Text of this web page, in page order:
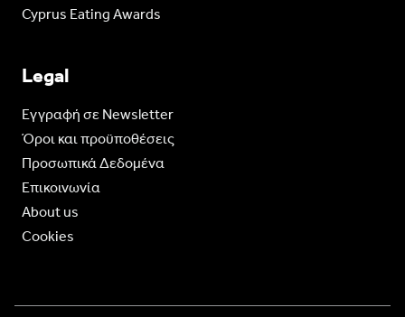
Cyprus Eating Awards
Legal
Eγγραφή σε Newsletter
Όροι και προϋποθέσεις
Προσωπικά Δεδομένα
Επικοινωνία
About us
Cookies